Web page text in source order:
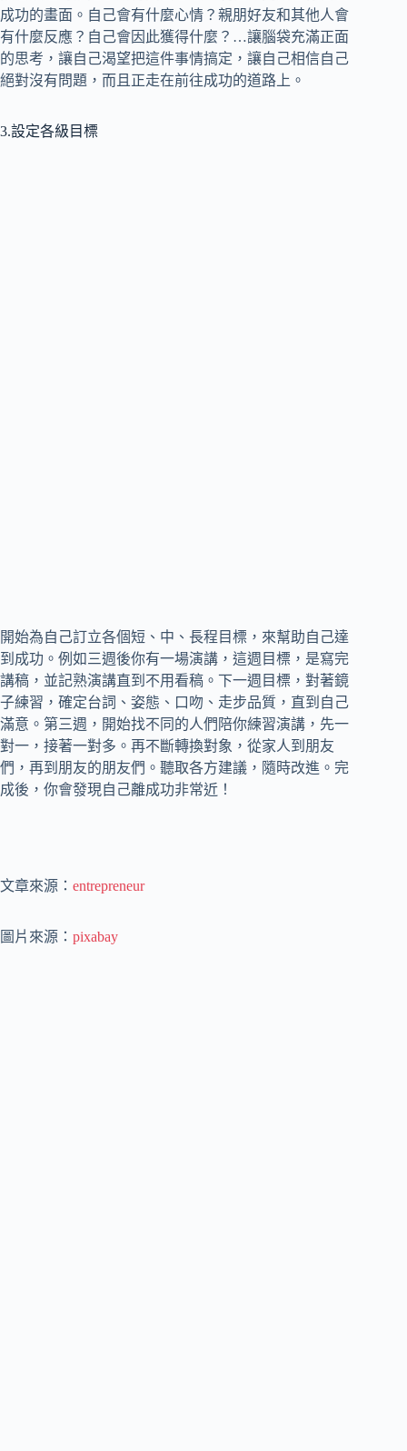
成功的畫面。自己會有什麼心情？親朋好友和其他人會
有什麼反應？自己會因此獲得什麼？…讓腦袋充滿正面
的思考，讓自己渴望把這件事情搞定，讓自己相信自己
絕對沒有問題，而且正走在前往成功的道路上。
3.設定各級目標
開始為自己訂立各個短、中、長程目標，來幫助自己達
到成功。例如三週後你有一場演講，這週目標，是寫完
講稿，並記熟演講直到不用看稿。下一週目標，對著鏡
子練習，確定台詞、姿態、口吻、走步品質，直到自己
滿意。第三週，開始找不同的人們陪你練習演講，先一
對一，接著一對多。再不斷轉換對象，從家人到朋友
們，再到朋友的朋友們。聽取各方建議，隨時改進。完
成後，你會發現自己離成功非常近！
文章來源： entrepreneur
圖片來源： pixabay